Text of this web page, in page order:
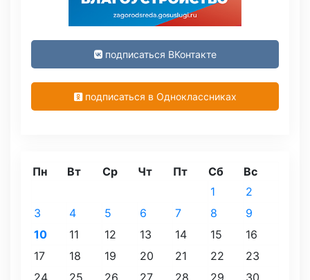
подписаться ВКонтакте
подписаться в Одноклассниках
Пн Вт Ср Чт Пт Сб
Вс
1
2
3
4 5 6 7 8
9
10
11 12 13 14 15
16
17
18 19 20 21 22
23
24
25 26 27 28 29 30